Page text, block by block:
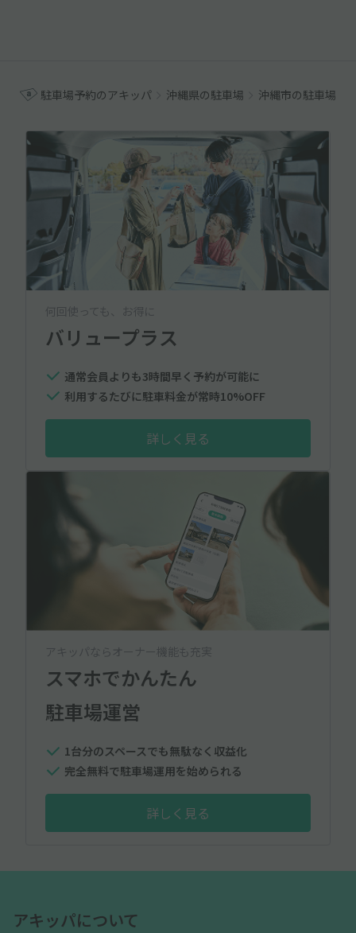
駐車場予約のアキッパ 沖縄県の駐車場 沖縄市の駐車場
何回使っても、お得に
バリュープラス
通常会員よりも3時間早く予約が可能に
利用するたびに駐車料金が常時10%OFF
詳しく見る
アキッパならオーナー機能も充実
スマホでかんたん
駐車場運営
1台分のスペースでも無駄なく収益化
完全無料で駐車場運用を始められる
詳しく見る
アキッパについて